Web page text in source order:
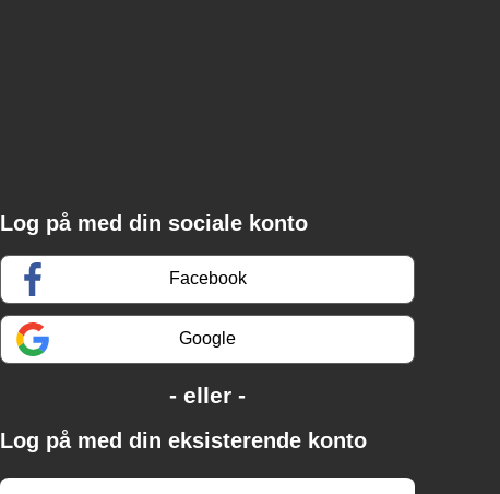
Log på med din sociale konto
Facebook
Google
Log på med din eksisterende konto